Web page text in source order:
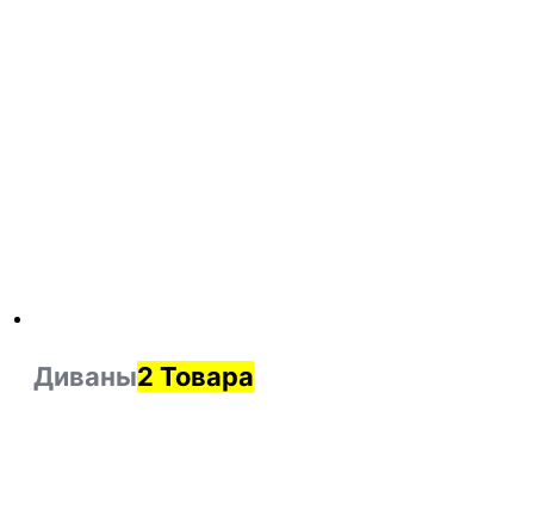
Диваны2 Товара